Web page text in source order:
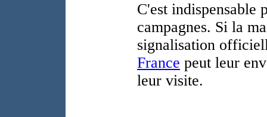
C'est indispensable
campagnes. Si la
signalisation
France peut leur
leur visite.